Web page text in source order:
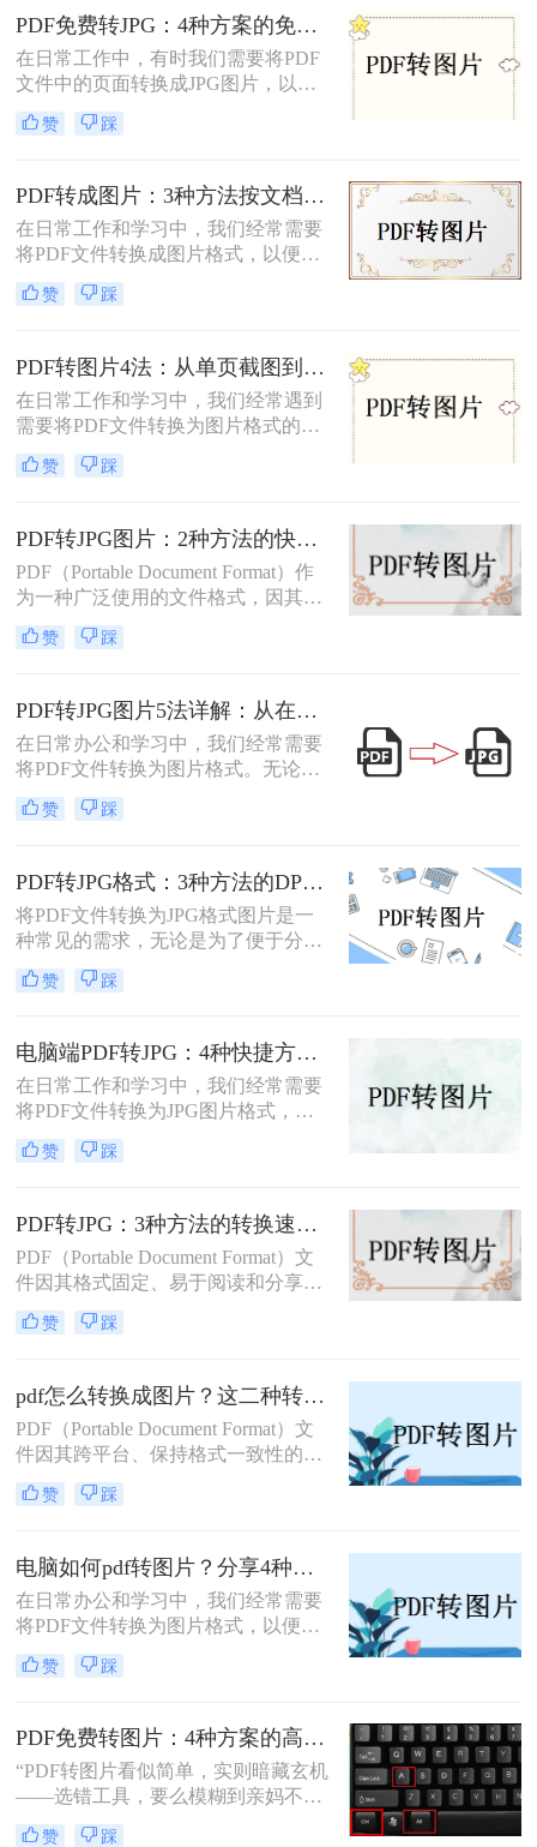
式，以便更方便地在不同设备或软件
上进行查看和编辑。那么pdf怎么转换
成jpg图片呢？本文将介绍四种常用的
将PDF文件转换为JPG图片的方法，
帮助您根据不同的需求选择最合适的
方式。
PDF免费转JPG：4种方案的免费次数、文件限制和效果对照！
在日常工作中，有时我们需要将PDF
文件中的页面转换成JPG图片，以便
在不同的应用场景中使用。那么怎么
把pdf转换成jpg图片免费呢？本文将
轻松完成PDF到JPG的转换。
赞 踩
PDF转成图片：3种方法按文档类型（纯文本/图文/扫描件）选择！
在日常工作和学习中，我们经常需要
将PDF文件转换成图片格式，以便于
分享、打印或进行其他编辑操作。那
么pdf转成图片怎么转呢？本文将介绍
赞 踩
PDF转图片4法：从单页截图到批量导出的完整操作路径！
在日常工作和学习中，我们经常遇到
需要将PDF文件转换为图片格式的情
况。无论是制作PPT素材、在社交媒
体分享资料，还是在不方便打开PDF
把PDF转成图片都是一项必备技能。
本文将详细介绍4种实用的转换方
法，帮助您快速掌握这项技能。
赞 踩
PDF转JPG图片：2种方法的快捷操作和格式选择要点！
PDF（Portable Document Format）作
为一种广泛使用的文件格式，因其跨
平台、不易被篡改的特性而备受青
睐。然而，在某些情况下，我们可能
便于在更多设备上查看、分享或进行
编辑。那么怎么将pdf转换成jpg图片
呢？本文将介绍两种将PDF转换成
JPG图片的方法，包括使用专业软件
和在线转换工具，帮助大家轻松应对
这一需求。
赞 踩
PDF转JPG图片5法详解：从在线工具到桌面端全路径对比！
在日常办公和学习中，我们经常需要
将PDF文件转换为图片格式。无论是
为了方便分享、嵌入演示文稿，还是
为了保护文档内容不被随意编辑，掌
实用的技能。本文将详细介绍5种经
过验证的有效方法，帮助您根据不同
场景选择最适合的解决方案。
赞 踩
PDF转JPG格式：3种方法的DPI设置和清晰度调节技巧！
将PDF文件转换为JPG格式图片是一
种常见的需求，无论是为了便于分
享、编辑还是其他用途。那么PDF转
jpg格式图片怎么弄呢？本文将介绍一
赞 踩
电脑端PDF转JPG：4种快捷方法的操作步骤和常见格式问题！
在日常工作和学习中，我们经常需要
将PDF文件转换为JPG图片格式，以
便于在网页上分享、在演示中插入或
简单地打印出来。那么电脑怎么把pdf
同的方法，帮助你在电脑上轻松完成
PDF到JPG的转换。
赞 踩
PDF转JPG：3种方法的转换速度、清晰度和文件体积对比！
PDF（Portable Document Format）文
件因其格式固定、易于阅读和分享而
广受欢迎。然而，在某些情况下，我
们可能需要将PDF文件转换为JPG图
享或嵌入到其他文档中。那么pdf怎么
转换成jpg呢？本文将介绍三种将PDF
转换成JPG的实用方法。
赞 踩
pdf怎么转换成图片？这二种转换方法较为实用！
PDF（Portable Document Format）文
件因其跨平台、保持格式一致性的特
性而被广泛使用。然而，在某些情况
下，我们可能希望将PDF内容转换为
印。那么pdf怎么转换成图片呢？本文
将介绍两种将PDF转换成图片的方
法。
赞 踩
电脑如何pdf转图片？分享4种常见方法~！
在日常办公和学习中，我们经常需要
将PDF文件转换为图片格式，以便更
好地进行分享、编辑或保存。那么电
脑如何pdf转图片呢？本文介绍四种常
赞 踩
PDF免费转图片：4种方案的高清输出设置和无损转换要点！
“PDF转图片看似简单，实则暗藏玄机
——选错工具，要么模糊到亲妈不
认，要么操作复杂到怀疑人生。那么
赞 踩